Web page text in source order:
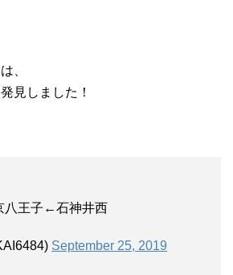
、
見しました！
八王子←石神井西
September 25, 2019